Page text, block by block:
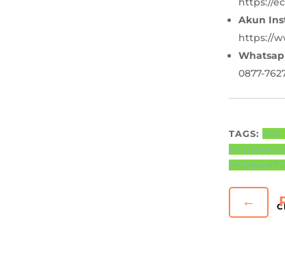
Akun
https://
0877-
TAGS:AIR
←